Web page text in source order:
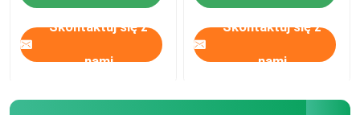
Skontaktuj się z
nami
Skontaktuj się z
nami